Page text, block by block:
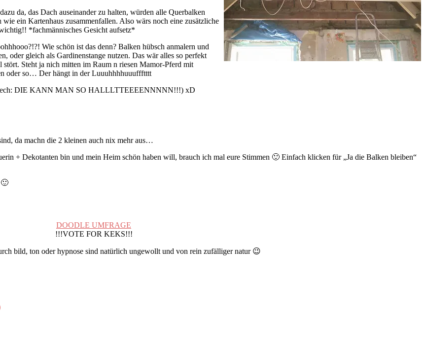
da, das Dach auseinander zu halten, würden alle Querbalken
ein Kartenhaus zusammenfallen. Also wärs noch eine zusätzliche
*fachmännisches Gesicht aufsetz*
Wie schön ist das denn? Balken hübsch anmalern und
oder gleich als Gardinenstange nutzen. Das wär alles so perfekt
Steht ja nich mitten im Raum n riesen Mamor-Pferd mit
oder so… Der hängt in der Luuuhhhhuuuffftttt
DIE KANN MAN SO HALLLTTEEEENNNNN!!!) xD
da machn die 2 kleinen auch nix mehr aus…
+ Dekotanten bin und mein Heim schön haben will, brauch ich mal eure Stimmen 🙂 Einfach klicken für „Ja die Balken bleiben“
DOODLE UMFRAGE
!!!VOTE FOR KEKS!!!
bild, ton oder hypnose sind natürlich ungewollt und von rein zufälliger natur 😉